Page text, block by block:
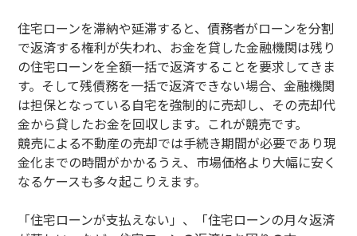
住宅ローンを滞納や延滞すると、債務者がローンを分割
で返済する権利が失われ、お金を貸した金融機関は残り
の住宅ローンを全額一括で返済することを要求してきま
す。そして残債務を一括で返済できない場合、金融機関
は担保となっている自宅を強制的に売却し、その売却代
金から貸したお金を回収します。これが競売です。
競売による不動産の売却では手続き期間が必要であり現
金化までの時間がかかるうえ、市場価格より大幅に安く
なるケースも多々起こりえます。
「住宅ローンが支払えない」、「住宅ローンの月々返済